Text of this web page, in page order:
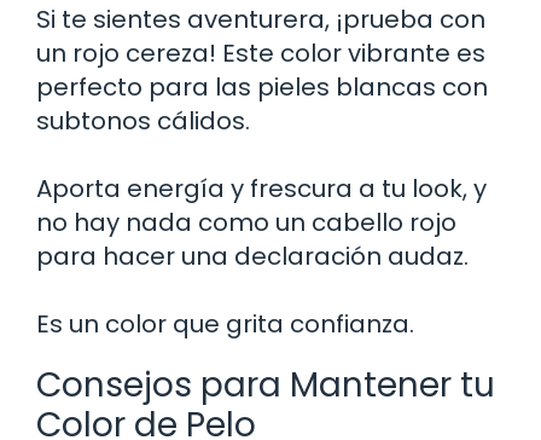
Si te sientes aventurera, ¡prueba con
un rojo cereza! Este color vibrante es
perfecto para las pieles blancas con
subtonos cálidos.
Aporta energía y frescura a tu look, y
no hay nada como un cabello rojo
para hacer una declaración audaz.
Es un color que grita confianza.
Consejos para Mantener tu
Color de Pelo